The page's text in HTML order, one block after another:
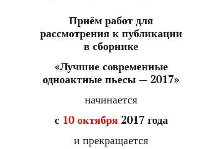
Приём работ для
рассмотрения к публикации
в сборнике
«Лучшие современные
одноактные пьесы — 2017»
начинается
с 10 октября2017 года
и прекращается